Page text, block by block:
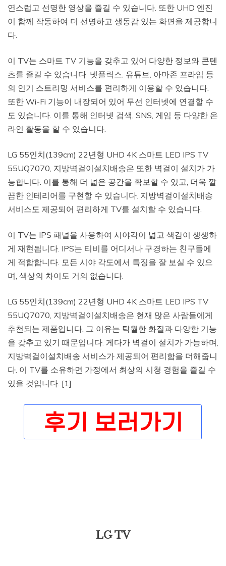
연스럽고 선명한 영상을 즐길 수 있습니다. 또한 UHD 엔진
이 함께 작동하여 더 선명하고 생동감 있는 화면을 제공합니
다.
이 TV는 스마트 TV 기능을 갖추고 있어 다양한 정보와 콘텐
츠를 즐길 수 있습니다. 넷플릭스, 유튜브, 아마존 프라임 등
의 인기 스트리밍 서비스를 편리하게 이용할 수 있습니다.
또한 Wi-Fi 기능이 내장되어 있어 무선 인터넷에 연결할 수
도 있습니다. 이를 통해 인터넷 검색, SNS, 게임 등 다양한 온
라인 활동을 할 수 있습니다.
LG 55인치(139cm) 22년형 UHD 4K 스마트 LED IPS TV
55UQ7070, 지방벽걸이설치배송은 또한 벽걸이 설치가 가
능합니다. 이를 통해 더 넓은 공간을 확보할 수 있고, 더욱 깔
끔한 인테리어를 구현할 수 있습니다. 지방벽걸이설치배송
서비스도 제공되어 편리하게 TV를 설치할 수 있습니다.
이 TV는 IPS 패널을 사용하여 시야각이 넓고 색감이 생생하
게 재현됩니다. IPS는 티비를 어디서나 구경하는 친구들에
게 적합합니다. 모든 시야 각도에서 특징을 잘 보실 수 있으
며, 색상의 차이도 거의 없습니다.
LG 55인치(139cm) 22년형 UHD 4K 스마트 LED IPS TV
55UQ7070, 지방벽걸이설치배송은 현재 많은 사람들에게
추천되는 제품입니다. 그 이유는 탁월한 화질과 다양한 기능
을 갖추고 있기 때문입니다. 게다가 벽걸이 설치가 가능하며,
지방벽걸이설치배송 서비스가 제공되어 편리함을 더해줍니
다. 이 TV를 소유하면 가정에서 최상의 시청 경험을 즐길 수
있을 것입니다. [1]
LG TV